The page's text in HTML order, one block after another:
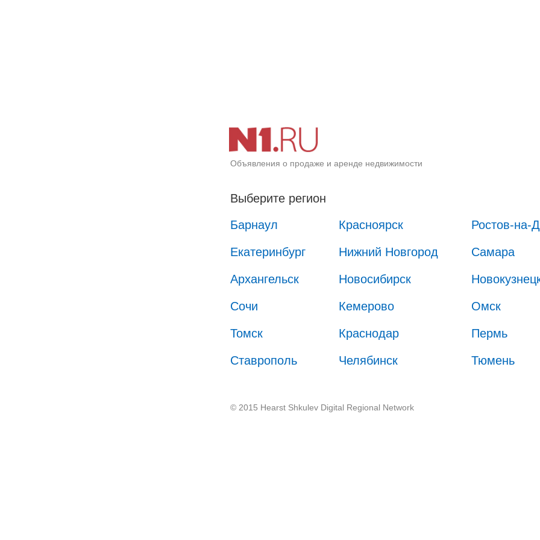
Объявления о продаже и аренде недвижимости
Выберите регион
Барнаул
Красноярск Ростов-на-
Екатеринбург Нижний Новгород Самара
Архангельск Новосибирск
Сочи Кемерово Омск
Томск Краснодар Пермь
Ставрополь Челябинск Тюмень
© 2015 Hearst Shkulev Digital Regional Network